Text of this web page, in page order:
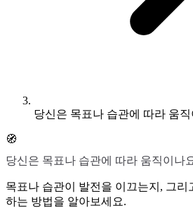
당신은 목표나 습관에 따라 움직
🧭
당신은 목표나 습관에 따라 움직이나
목표나 습관이 발전을 이끄는지, 그리
하는 방법을 알아보세요.